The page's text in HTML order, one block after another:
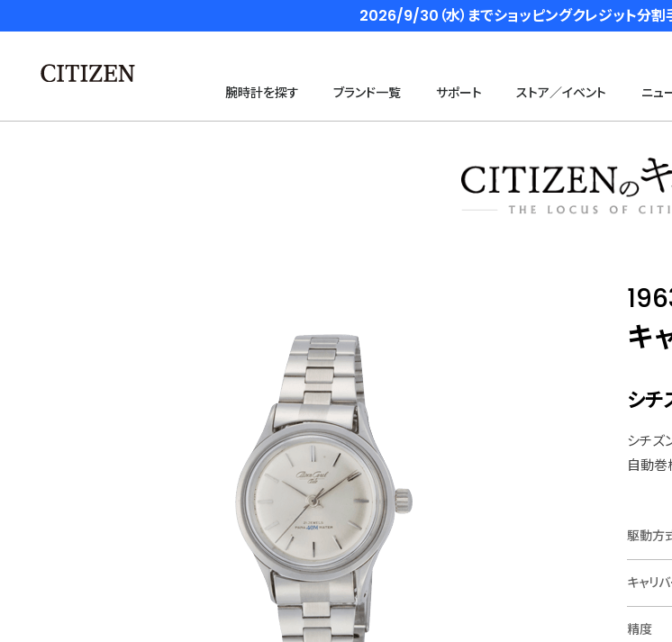
2026/9/30（水）までショッピングクレジット分割
腕時計を探す ブランド一覧 サポート ストア／イベント ニュ
キ
シ
シチズ
自動巻
駆動方
キャリ
精度